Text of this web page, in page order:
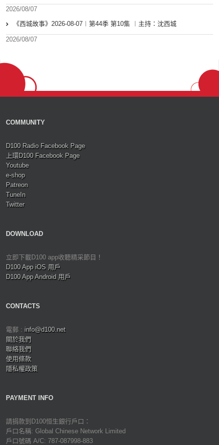
2026/08/07
《西城故事》2026-08-07︱第44季 第10集 ︱主持：沈西城
2026/08/07
COMMUNITY
D100 Radio Facebook Page
上環D100 Facebook Page
Youtube
e-shop
Patreon
TuneIn
Twitter
DOWNLOAD
立即下載D100 app收聽精采節目！
D100 App iOS 用戶
D100 App Android 用戶
CONTACTS
電郵 : info@d100.net
關於我們
聯絡我們
使用條款
隱私權政策
PAYMENT INFO
請捐款到D100恒生銀行戶口：
戶口名稱: Global Chinese Network Limited
戶口號碼 A/C: 787-087998-883